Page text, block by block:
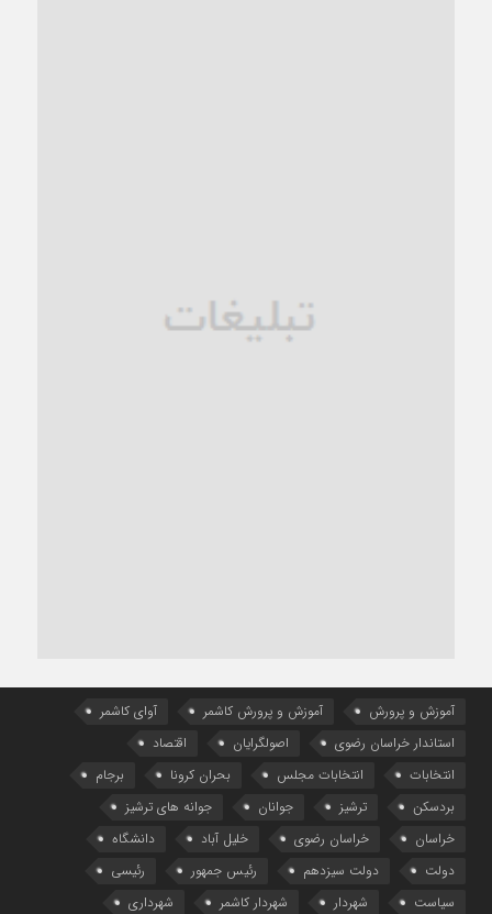
آموزش و پرورش آموزش و پرورش کاشمر
آوای کاشمر
استاندار خراسان رضوی
اصولگرایان
اقتصاد
انتخابات
انتخابات مجلس بحران کرونا
برجام
بردسکن
ترشیز جوانان
جوانه های ترشیز
خراسان
خراسان رضوی خلیل آباد
دانشگاه
دولت
دولت سیزدهم رئیس جمهور
رئیسی
سیاست
شهردار شهردار کاشمر شهرداری